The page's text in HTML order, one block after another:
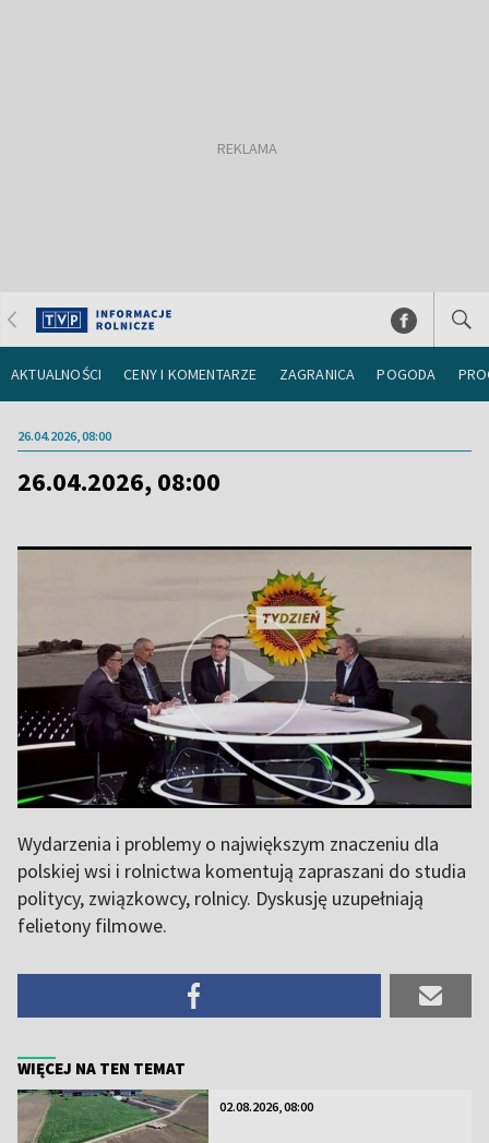
AKTUALNOŚCI CENY I KOMENTARZE ZAGRANICA POGODA
26.04.2026, 08:00
26.04.2026, 08:00
Wydarzenia i problemy o największym znaczeniu dla
polskiej wsi i rolnictwa komentują zapraszani do studia
politycy, związkowcy, rolnicy. Dyskusję uzupełniają
felietony filmowe.
WIĘCEJ NA TEN TEMAT
02.08.2026, 08:00